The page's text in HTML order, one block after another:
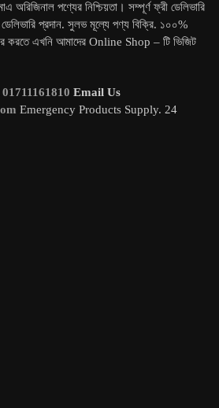
অরিজিনাল পণ্যের নিশ্চিয়তা। সম্পূর্ণ ফ্রী ডেলিভারি
ডেলিভারি প্রদান. সুলভ মূল্যে পণ্য বিক্রি. ১০০%
করতে এখনি আমাদের Online Shop – টি ভিজিট
01711161810 Email Us
Emergency Products Supply. 24